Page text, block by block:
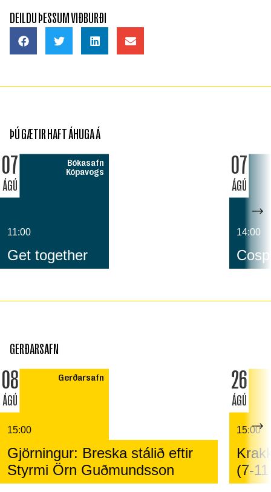
DEILDU ÞESSUM VIÐBURÐI
ÞÚ GÆTIR HAFT ÁHUGA Á
07
ÁGÚ
Bókasafn
Kópavogs
11:00
Get together
07
ÁGÚ
14:00
GERÐARSAFN
08
ÁGÚ
Gerðarsafn
15:00
Gjörningur: Breska stálið eftir
Styrmi Örn Guðmundsson
26
ÁGÚ
15:00
(7-